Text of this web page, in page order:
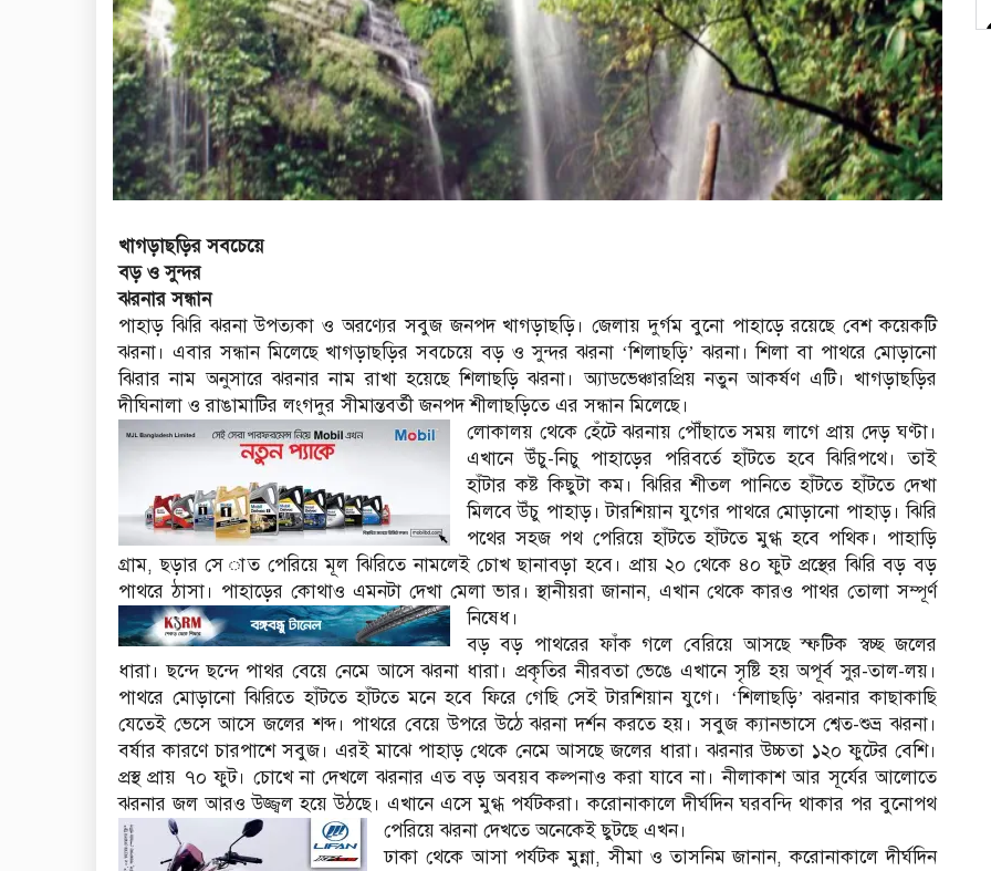
খাগড়াছড়ির সবচেয়ে
বড় ও সুন্দর
ঝরনার সন্ধান
পাহাড় ঝিরি ঝরনা উপত্যকা ও অরণ্যের সবুজ জনপদ খাগড়াছড়ি। জেলায় দুর্গম বুনো পাহাড়ে রয়েছে বেশ কয়েকটি
ঝরনা। এবার সন্ধান মিলেছে খাগড়াছড়ির সবচেয়ে বড় ও সুন্দর ঝরনা ‘শিলাছড়ি’ ঝরনা। শিলা বা পাথরে মোড়ানো
ঝিরার নাম অনুসারে ঝরনার নাম রাখা হয়েছে শিলাছড়ি ঝরনা। অ্যাডভেঞ্চারপ্রিয় নতুন আকর্ষণ এটি। খাগড়াছড়ির
দীঘিনালা ও রাঙামাটির লংগদুর সীমান্তবর্তী জনপদ শীলাছড়িতে এর সন্ধান মিলেছে।
লোকালয় থেকে হেঁটে ঝরনায় পৌঁছাতে সময় লাগে প্রায় দেড় ঘণ্টা।
এখানে উঁচু-নিচু পাহাড়ের পরিবর্তে হাঁটতে হবে ঝিরিপথে। তাই
হাঁটার কষ্ট কিছুটা কম। ঝিরির শীতল পানিতে হাঁটতে হাঁটতে দেখা
মিলবে উঁচু পাহাড়। টারশিয়ান যুগের পাথরে মোড়ানো পাহাড়। ঝিরি
পথের সহজ পথ পেরিয়ে হাঁটতে হাঁটতে মুগ্ধ হবে পথিক। পাহাড়ি
গ্রাম, ছড়ার সে াত পেরিয়ে মূল ঝিরিতে নামলেই চোখ ছানাবড়া হবে। প্রায় ২০ থেকে ৪০ ফুট প্রস্থের ঝিরি বড় বড়
পাথরে ঠাসা। পাহাড়ের কোথাও এমনটা দেখা মেলা ভার। স্থানীয়রা জানান, এখান থেকে কারও পাথর তোলা সম্পূর্ণ
নিষেধ।
বড় বড় পাথরের ফাঁক গলে বেরিয়ে আসছে স্ফটিক স্বচ্ছ জলের
ধারা। ছন্দে ছন্দে পাথর বেয়ে নেমে আসে ঝরনা ধারা। প্রকৃতির নীরবতা ভেঙে এখানে সৃষ্টি হয় অপূর্ব সুর-তাল-লয়।
পাথরে মোড়ানো ঝিরিতে হাঁটতে হাঁটতে মনে হবে ফিরে গেছি সেই টারশিয়ান যুগে। ‘শিলাছড়ি’ ঝরনার কাছাকাছি
যেতেই ভেসে আসে জলের শব্দ। পাথরে বেয়ে উপরে উঠে ঝরনা দর্শন করতে হয়। সবুজ ক্যানভাসে শ্বেত-শুভ্র ঝরনা।
বর্ষার কারণে চারপাশে সবুজ। এরই মাঝে পাহাড় থেকে নেমে আসছে জলের ধারা। ঝরনার উচ্চতা ১২০ ফুটের বেশি।
প্রস্থ প্রায় ৭০ ফুট। চোখে না দেখলে ঝরনার এত বড় অবয়ব কল্পনাও করা যাবে না। নীলাকাশ আর সূর্যের আলোতে
ঝরনার জল আরও উজ্জ্বল হয়ে উঠছে। এখানে এসে মুগ্ধ পর্যটকরা। করোনাকালে দীর্ঘদিন ঘরবন্দি থাকার পর বুনোপথ
পেরিয়ে ঝরনা দেখতে অনেকেই ছুটছে এখন।
ঢাকা থেকে আসা পর্যটক মুন্না, সীমা ও তাসনিম জানান, করোনাকালে দীর্ঘদিন